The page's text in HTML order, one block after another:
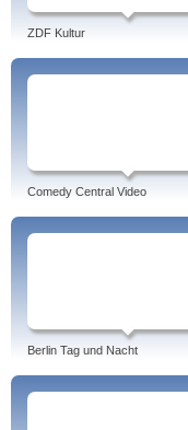
ZDF Kultur
Comedy Central Video
Berlin Tag und Nacht